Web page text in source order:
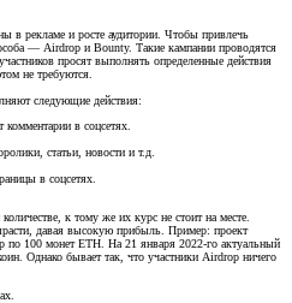
в рекламе и росте аудитории. Чтобы привлечь
— Airdrop и Bounty. Такие кампании проводятся
просят выполнять определенные действия
не требуются.
следующие действия:
в соцсетях.
статьи, новости и т.д.
в соцсетях.
к тому же их курс не стоит на месте.
давая высокую прибыль. Пример: проект
по 100 монет ETH. На 21 января 2022-го актуальный
Однако бывает так, что участники Airdrop ничего